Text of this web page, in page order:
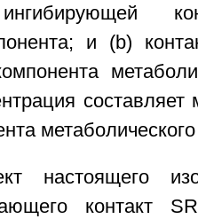
и (b)
настоящего
контакт